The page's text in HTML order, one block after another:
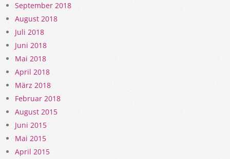
September 2018
August 2018
Juli 2018
Juni 2018
Mai 2018
April 2018
März 2018
Februar 2018
August 2015
Juni 2015
Mai 2015
April 2015